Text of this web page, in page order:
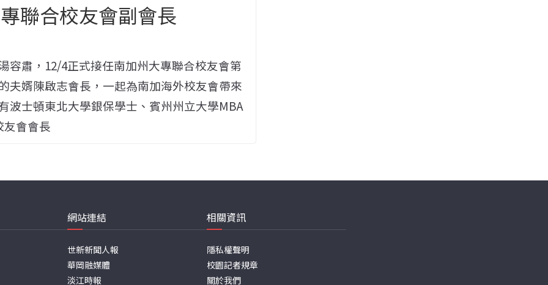
聯合校友會副會長
容肅，12/4正式接任南加州大專聯合校友會第
夫婿陳啟志會長，一起為南加海外校友會帶來
波士頓東北大學銀保學士、賓州州立大學MBA
友會會長
網站連結
世新新聞人報
華岡融媒體
淡江時報
相關資訊
隱私權聲明
校園記者規章
關於我們